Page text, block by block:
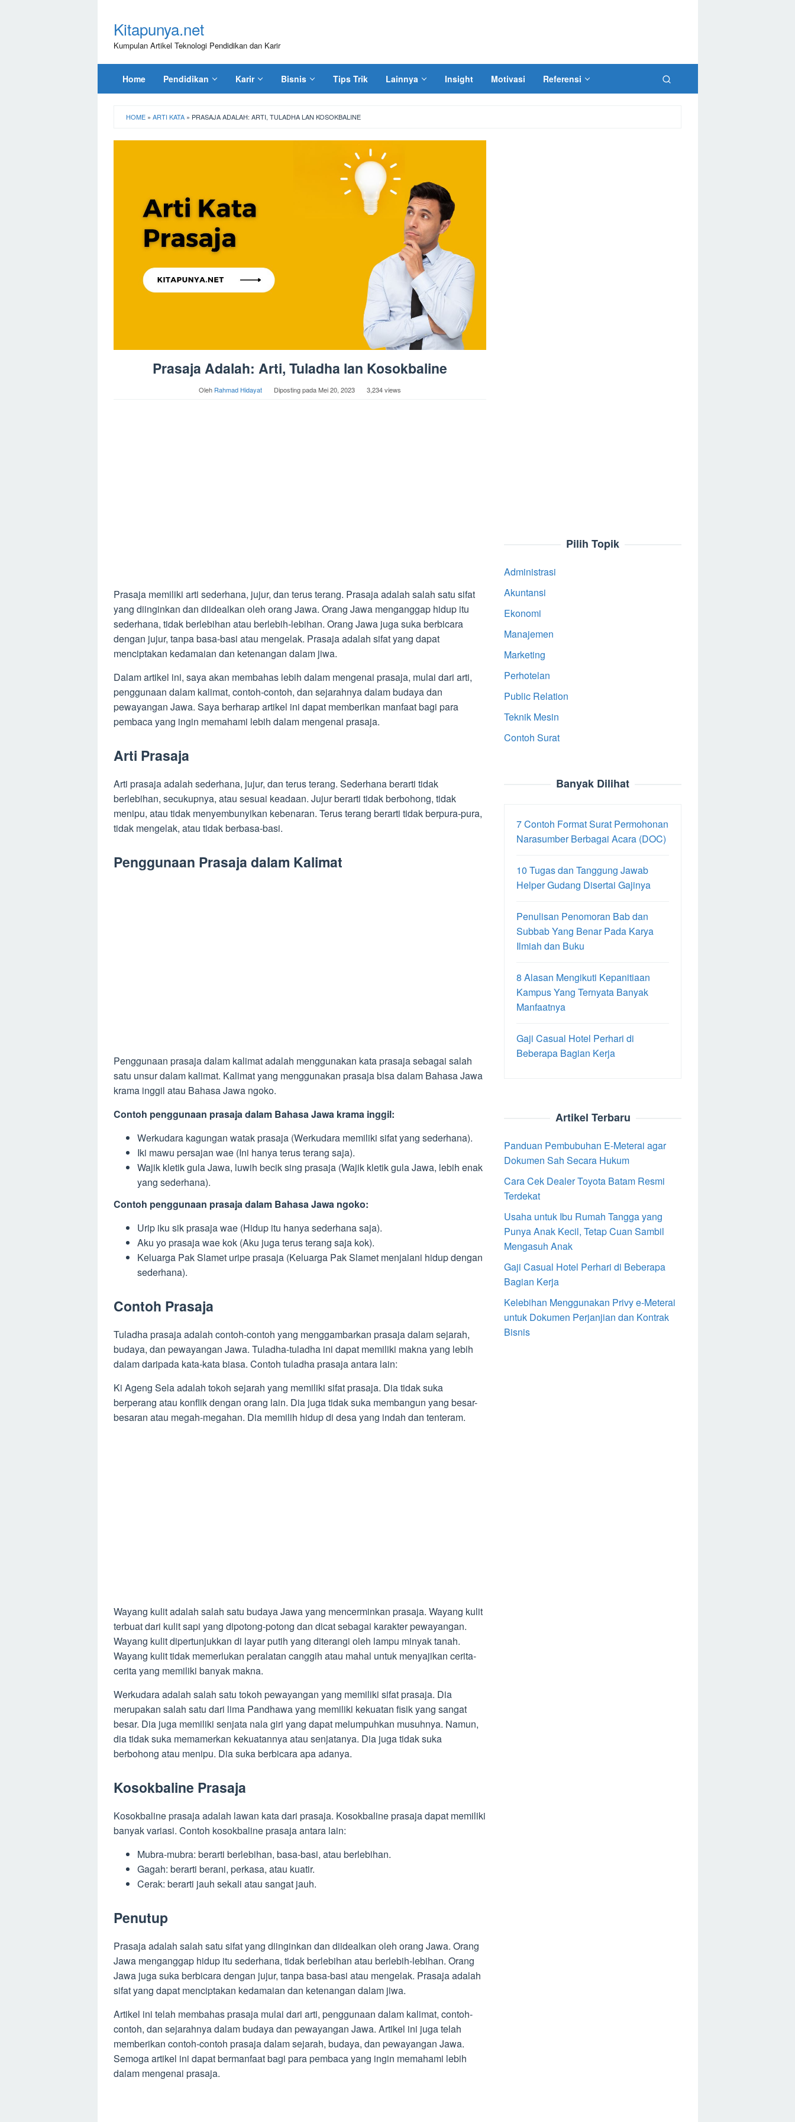
kontenKitapunya.net
Kumpulan Artikel Teknologi Pendidikan dan Karir
Home Pendidikan Karir Bisnis Tips Trik Lainnya Insight Motivasi Referensi
HOME » ARTI KATA » PRASAJA ADALAH: ARTI, TULADHA LAN KOSOKBALINE
Prasaja Adalah: Arti, Tuladha lan Kosokbaline
Oleh Rahmad Hidayat Diposting padaMei 20, 2023 3,234 views
Prasaja memiliki arti sederhana, jujur, dan terus terang. Prasaja adalah salah satu sifat
yang diinginkan dan diidealkan oleh orang Jawa. Orang Jawa menganggap hidup itu
sederhana, tidak berlebihan atau berlebih-lebihan. Orang Jawa juga suka berbicara
dengan jujur, tanpa basa-basi atau mengelak. Prasaja adalah sifat yang dapat
menciptakan kedamaian dan ketenangan dalam jiwa.
Dalam artikel ini, saya akan membahas lebih dalam mengenai prasaja, mulai dari arti,
penggunaan dalam kalimat, contoh-contoh, dan sejarahnya dalam budaya dan
pewayangan Jawa. Saya berharap artikel ini dapat memberikan manfaat bagi para
pembaca yang ingin memahami lebih dalam mengenai prasaja.
Arti Prasaja
Arti prasaja adalah sederhana, jujur, dan terus terang. Sederhana berarti tidak
berlebihan, secukupnya, atau sesuai keadaan. Jujur berarti tidak berbohong, tidak
menipu, atau tidak menyembunyikan kebenaran. Terus terang berarti tidak berpura-pura,
tidak mengelak, atau tidak berbasa-basi.
Penggunaan Prasaja dalam Kalimat
Penggunaan prasaja dalam kalimat adalah menggunakan kata prasaja sebagai salah
satu unsur dalam kalimat. Kalimat yang menggunakan prasaja bisa dalam Bahasa Jawa
krama inggil atau Bahasa Jawa ngoko.
Contoh penggunaan prasaja dalam Bahasa Jawa krama inggil:
Werkudara kagungan watak prasaja (Werkudara memiliki sifat yang sederhana).
Iki mawu persajan wae (Ini hanya terus terang saja).
Wajik kletik gula Jawa, luwih becik sing prasaja (Wajik kletik gula Jawa, lebih enak
yang sederhana).
Contoh penggunaan prasaja dalam Bahasa Jawa ngoko:
Urip iku sik prasaja wae (Hidup itu hanya sederhana saja).
Aku yo prasaja wae kok (Aku juga terus terang saja kok).
Keluarga Pak Slamet uripe prasaja (Keluarga Pak Slamet menjalani hidup dengan
sederhana).
Contoh Prasaja
Tuladha prasaja adalah contoh-contoh yang menggambarkan prasaja dalam sejarah,
budaya, dan pewayangan Jawa. Tuladha-tuladha ini dapat memiliki makna yang lebih
dalam daripada kata-kata biasa. Contoh tuladha prasaja antara lain:
Ki Ageng Sela adalah tokoh sejarah yang memiliki sifat prasaja. Dia tidak suka
berperang atau konflik dengan orang lain. Dia juga tidak suka membangun yang besar-
besaran atau megah-megahan. Dia memilih hidup di desa yang indah dan tenteram.
Wayang kulit adalah salah satu budaya Jawa yang mencerminkan prasaja. Wayang kulit
terbuat dari kulit sapi yang dipotong-potong dan dicat sebagai karakter pewayangan.
Wayang kulit dipertunjukkan di layar putih yang diterangi oleh lampu minyak tanah.
Wayang kulit tidak memerlukan peralatan canggih atau mahal untuk menyajikan cerita-
cerita yang memiliki banyak makna.
Werkudara adalah salah satu tokoh pewayangan yang memiliki sifat prasaja. Dia
merupakan salah satu dari lima Pandhawa yang memiliki kekuatan fisik yang sangat
besar. Dia juga memiliki senjata nala giri yang dapat melumpuhkan musuhnya. Namun,
dia tidak suka memamerkan kekuatannya atau senjatanya. Dia juga tidak suka
berbohong atau menipu. Dia suka berbicara apa adanya.
Kosokbaline Prasaja
Kosokbaline prasaja adalah lawan kata dari prasaja. Kosokbaline prasaja dapat memiliki
banyak variasi. Contoh kosokbaline prasaja antara lain:
Mubra-mubra: berarti berlebihan, basa-basi, atau berlebihan.
Gagah: berarti berani, perkasa, atau kuatir.
Cerak: berarti jauh sekali atau sangat jauh.
Penutup
Prasaja adalah salah satu sifat yang diinginkan dan diidealkan oleh orang Jawa. Orang
Jawa menganggap hidup itu sederhana, tidak berlebihan atau berlebih-lebihan. Orang
Jawa juga suka berbicara dengan jujur, tanpa basa-basi atau mengelak. Prasaja adalah
sifat yang dapat menciptakan kedamaian dan ketenangan dalam jiwa.
Artikel ini telah membahas prasaja mulai dari arti, penggunaan dalam kalimat, contoh-
contoh, dan sejarahnya dalam budaya dan pewayangan Jawa. Artikel ini juga telah
memberikan contoh-contoh prasaja dalam sejarah, budaya, dan pewayangan Jawa.
Semoga artikel ini dapat bermanfaat bagi para pembaca yang ingin memahami lebih
dalam mengenai prasaja.
Pilih Topik
Administrasi
Akuntansi
Ekonomi
Manajemen
Marketing
Perhotelan
Public Relation
Teknik Mesin
Contoh Surat
Banyak Dilihat
7 Contoh Format Surat Permohonan
Narasumber Berbagai Acara (DOC)
10 Tugas dan Tanggung Jawab
Helper Gudang Disertai Gajinya
Penulisan Penomoran Bab dan
Subbab Yang Benar Pada Karya
Ilmiah dan Buku
8 Alasan Mengikuti Kepanitiaan
Kampus Yang Ternyata Banyak
Manfaatnya
Gaji Casual Hotel Perhari di
Beberapa Bagian Kerja
Artikel Terbaru
Panduan Pembubuhan E-Meterai agar
Dokumen Sah Secara Hukum
Cara Cek Dealer Toyota Batam Resmi
Terdekat
Usaha untuk Ibu Rumah Tangga yang
Punya Anak Kecil, Tetap Cuan Sambil
Mengasuh Anak
Gaji Casual Hotel Perhari di Beberapa
Bagian Kerja
Kelebihan Menggunakan Privy e-Meterai
untuk Dokumen Perjanjian dan Kontrak
Bisnis